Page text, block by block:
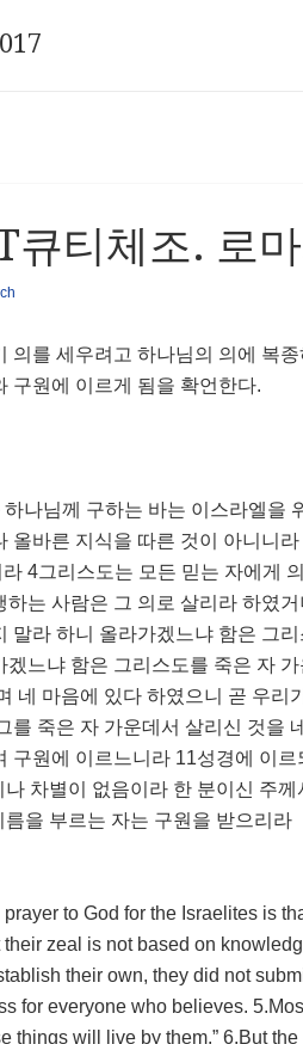
큐티체조. 로
의를 세우려고 하나님의 의에 복
구원에 이르게 됨을 확언한다.
나님께 구하는 바는 이스라엘을
올바른 지식을 따른 것이 아니니
4그리스도는 모든 믿는 자에게
는 사람은 그 의로 살리라 하였
말라 하니 올라가겠느냐 함은 그
느냐 함은 그리스도를 죽은 자
네 마음에 있다 하였으니 곧 우
를 죽은 자 가운데서 살리신 것을
구원에 이르느니라 11성경에 이
차별이 없음이라 한 분이신 주
을 부르는 자는 구원을 받으리라
to God for the Israelites is
zeal is not based on
their own, they did not
for everyone who believes.
things will live by them.” 6.But